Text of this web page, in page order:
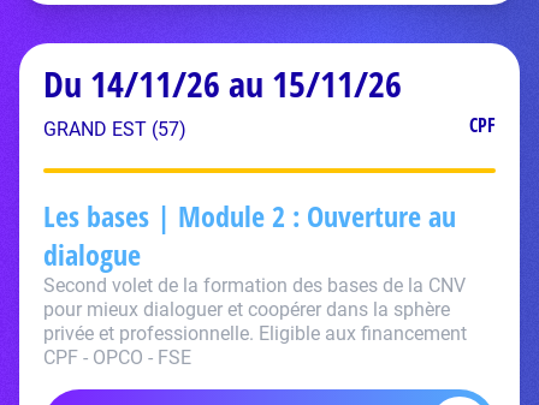
Du 14/11/26 au 15/11/26
GRAND EST (57) CPF
Les bases | Module 2 : Ouverture au
dialogue
Second volet de la formation des bases de la CNV
pour mieux dialoguer et coopérer dans la sphère
privée et professionnelle. Eligible aux financement
CPF - OPCO - FSE